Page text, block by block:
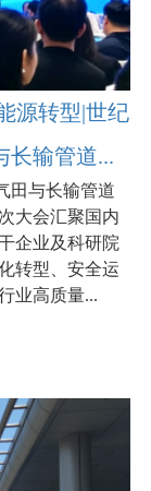
源转型|世纪
长输管道...
田与长输管道
大会汇聚国内
企业及科研院
转型、安全运
业高质量...